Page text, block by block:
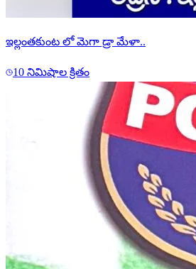
ఇల్లంతకుంట లో మెగా డ్రా మేళా..
10 నిమిషాల క్రితం